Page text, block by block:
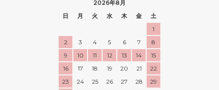
2026年8月
日
月 火 水 木 金
土
1
2
3 4 5 6 7
8
9
10 11 12 13 14
15
16
17 18 19 20 21
22
23
24 25 26 27 28
29